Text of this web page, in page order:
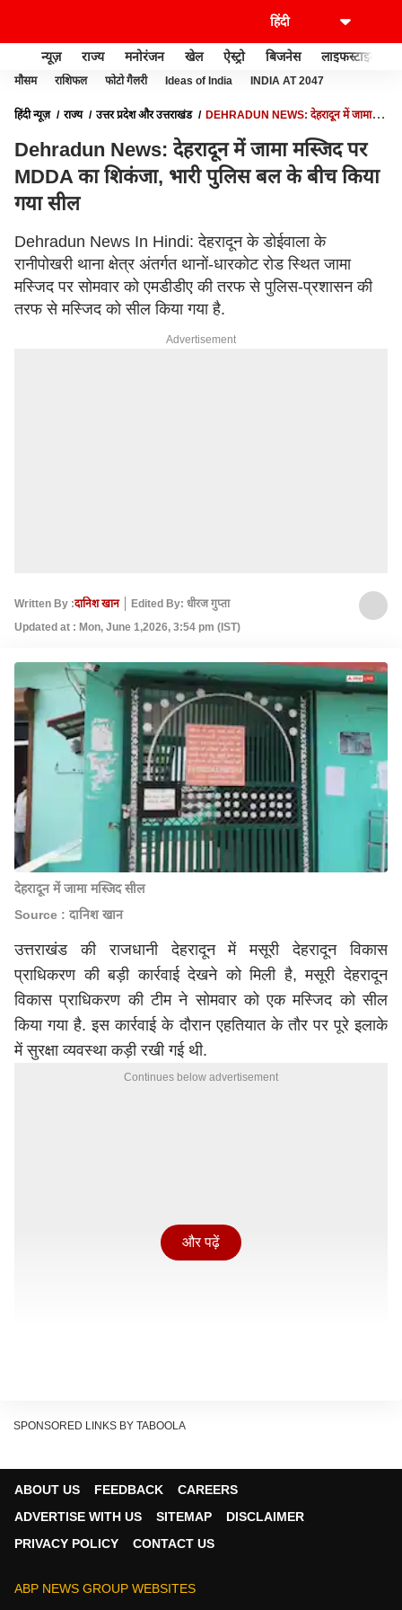
न्यूज़ राज्य मनोरंजन खेल ऐस्ट्रो बिजनेस लाइफस्टाइल
मौसम राशिफल फोटो गैलरी Ideas of India INDIA AT 2047
हिंदी न्यूज़ राज्य उत्तर प्रदेश और उत्तराखंड
DEHRADUN NEWS: देहरादून में जामा
Dehradun News: देहरादून में जामा मस्जिद पर
MDDA का शिकंजा, भारी पुलिस बल के बीच किया
गया सील
Dehradun News In Hindi: देहरादून के डोईवाला के
रानीपोखरी थाना क्षेत्र अंतर्गत थानों-धारकोट रोड स्थित जामा
मस्जिद पर सोमवार को एमडीडीए की तरफ से पुलिस-प्रशासन की
तरफ से मस्जिद को सील किया गया है.
Advertisement
Written By :दानिश खान
Edited By: धीरज गुप्ता
Updated at : Mon, June 1,2026, 3:54 pm (IST)
देहरादून में जामा मस्जिद सील
Source : दानिश खान
उत्तराखंड की राजधानी देहरादून में मसूरी देहरादून विकास
प्राधिकरण की बड़ी कार्रवाई देखने को मिली है, मसूरी देहरादून
विकास प्राधिकरण की टीम ने सोमवार को एक मस्जिद को सील
किया गया है. इस कार्रवाई के दौरान एहतियात के तौर पर पूरे इलाके
में सुरक्षा व्यवस्था कड़ी रखी गई थी.
Continues below advertisement
कर दिया गया. कार्रवाई के दौरान पूरे इलाके में सुरक्षा व्यवस्था कड़ी
और पढ़ें
SPONSORED LINKS BY TABOOLA
ABOUT US FEEDBACK
CAREERS
ADVERTISE WITH US
SITEMAP
DISCLAIMER
PRIVACY POLICY
CONTACT US
ABP NEWS GROUP WEBSITES